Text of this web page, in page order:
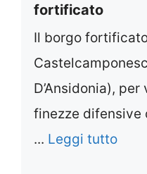
fortificato
Il borgo
D’Ansidonia),
finezze difensive
... Leggi tutto